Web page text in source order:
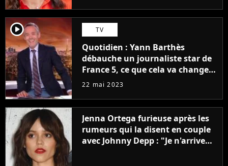
player2 TV
Quotidien : Yann Barthès
débauche un journaliste star de
France 5, ce que cela va changer
à la rentrée
22 mai 2023
Jenna Ortega furieuse après les
rumeurs qui la disent en couple
avec Johnny Depp : "Je n'arrive